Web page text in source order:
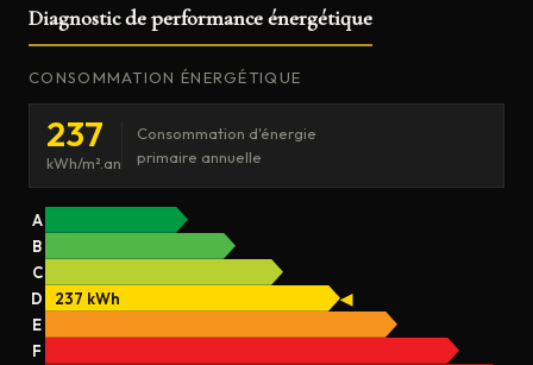
Diagnostic de performance énergétique
CONSOMMATION ÉNERGÉTIQUE
237
kWh/m².an
Consommation d'énergie
primaire annuelle
A
B
C
D
237 kWh
◀
E
F